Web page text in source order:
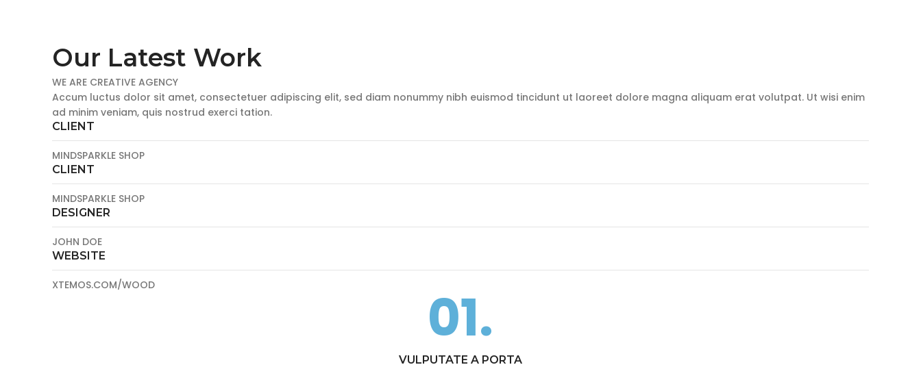
Our Latest Work
WE ARE CREATIVE AGENCY
Accum luctus dolor sit amet, consectetuer adipiscing elit, sed diam nonummy nibh euismod tincidunt ut laoreet dolore magna aliquam erat volutpat. Ut wisi enim
ad minim veniam, quis nostrud exerci tation.
CLIENT
MINDSPARKLE SHOP
CLIENT
MINDSPARKLE SHOP
DESIGNER
JOHN DOE
WEBSITE
XTEMOS.COM/WOOD 01.
VULPUTATE A PORTA